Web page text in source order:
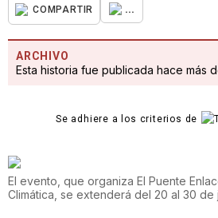
COMPARTIR ...
ARCHIVO
Esta historia fue publicada hace más
Se adhiere a los criterios de
El evento, que organiza El Puente
Climática, se extenderá del 20 al 30 de